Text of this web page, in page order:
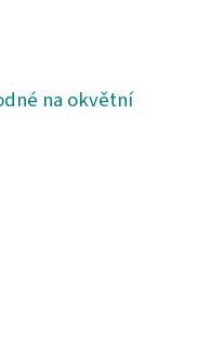
na okvětní